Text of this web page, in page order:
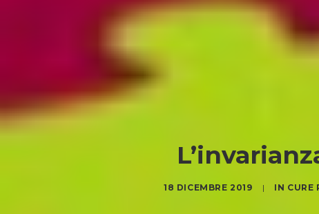
18 DICEMBRE 2019 | IN CURE